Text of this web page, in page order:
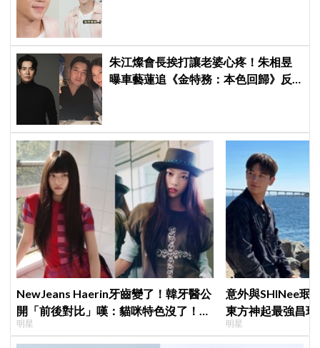
朱江燦會長挨打讓老婆心疼！朱相昱
曝車藝蓮追《金特務：本色回歸》反
NewJeans Haerin牙齒變了！韓牙醫公
開「前後對比」嘆：貓咪特色沒了！粉
絲超崩潰
明星
意外與SHINee珉
東方神起最強昌
的」
明星